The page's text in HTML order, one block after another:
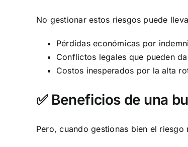
No gestionar estos riesgos puede
Pérdidas económicas por
Conflictos legales que pueden
Costos inesperados por la alta
✅ Beneficios de una
Pero, cuando gestionas bien el